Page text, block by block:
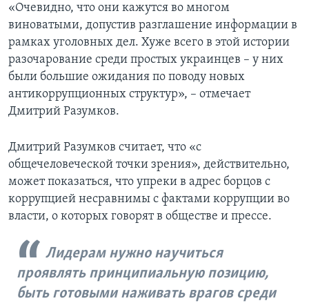
«Очевидно, что они кажутся во многом
виноватыми, допустив разглашение информации в
рамках уголовных дел. Хуже всего в этой истории
разочарование среди простых украинцев – у них
были большие ожидания по поводу новых
антикоррупционных структур», – отмечает
Дмитрий Разумков.
Дмитрий Разумков считает, что «с
общечеловеческой точки зрения», действительно,
может показаться, что упреки в адрес борцов с
коррупцией несравнимы с фактами коррупции во
власти, о которых говорят в обществе и прессе.
Лидерам нужно научиться
проявлять принципиальную позицию,
быть готовыми наживать врагов среди